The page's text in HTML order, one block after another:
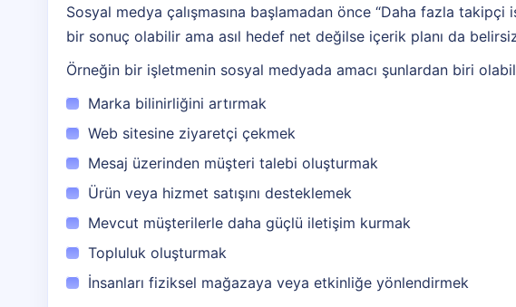
Sosyal medya çalışmasına başlamadan önce “Daha fazla
bir sonuç olabilir ama asıl hedef net değilse içerik planı da
Örneğin bir işletmenin sosyal medyada amacı şunlardan biri
Marka bilinirliğini artırmak
Web sitesine ziyaretçi çekmek
Mesaj üzerinden müşteri talebi oluşturmak
Ürün veya hizmet satışını desteklemek
Mevcut müşterilerle daha güçlü iletişim kurmak
Topluluk oluşturmak
İnsanları fiziksel mağazaya veya etkinliğe yönlendirmek